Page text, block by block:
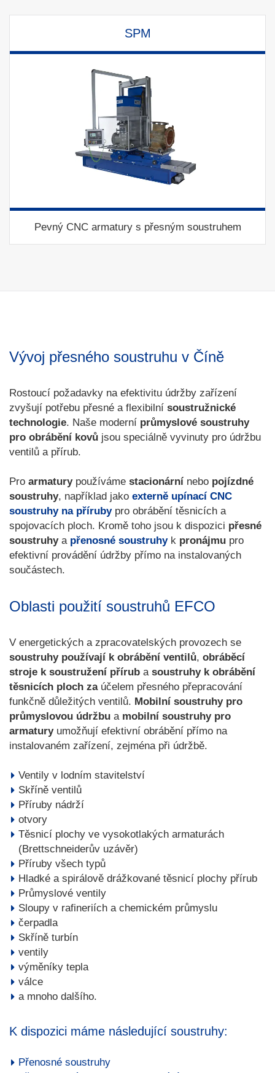
SPM
Pevný CNC armatury s přesným soustruhem
Vývoj přesného soustruhu v Číně
Rostoucí požadavky na efektivitu údržby zařízení
zvyšují potřebu přesné a flexibilní soustružnické
technologie. Naše moderní průmyslové soustruhy
pro obrábění kovů jsou speciálně vyvinuty pro údržbu
ventilů a přírub.
Pro armaturypoužíváme stacionární nebo pojízdné
soustruhy, například jako externě upínací CNC
soustruhy na přírubypro obrábění těsnicích a
spojovacích ploch. Kromě toho jsou k dispozici přesné
soustruhya přenosné soustruhyk pronájmu pro
efektivní provádění údržby přímo na instalovaných
součástech.
Oblasti použití soustruhů EFCO
V energetických a zpracovatelských provozech se
soustruhy používají k obrábění ventilů, obráběcí
stroje k soustružení přírub a soustruhy k obrábění
těsnicích ploch zaúčelem přesného přepracování
funkčně důležitých ventilů. Mobilní soustruhy pro
průmyslovou údržbu a mobilní soustruhy pro
armaturyumožňují efektivní obrábění přímo na
instalovaném zařízení, zejména při údržbě.
Ventily v lodním stavitelství
Skříně ventilů
Příruby nádrží
otvory
Těsnicí plochy ve vysokotlakých armaturách
(Brettschneiderův uzávěr)
Příruby všech typů
Hladké a spirálově drážkované těsnicí plochy přírub
Průmyslové ventily
Sloupy v rafineriích a chemickém průmyslu
čerpadla
Skříně turbín
ventily
výměníky tepla
válce
a mnoho dalšího.
K dispozici máme následující soustruhy:
Přenosné soustruhy